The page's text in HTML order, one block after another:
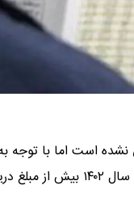
سود سهام عدالت قابل وصول مربوط به سال ۱۴۰۲
دارندگان سهام عدالت در سال‌های گذشته، انتظار